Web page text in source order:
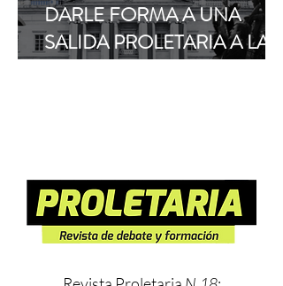
DARLE FORMA A UNA
SALIDA PROLETARIA A LA